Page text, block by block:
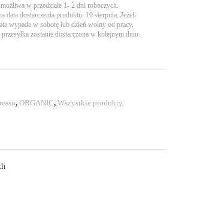
w przedziale 1- 2 dni roboczych.
data dostarczenia produktu: 10 sierpnia. Jeżeli
wypada w sobotę lub dzień wolny od pracy,
zostanie dostarczona w kolejnym dniu.
, ORGANIC, Wszystkie produkty